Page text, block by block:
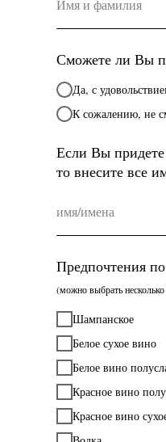
Сможете ли Вы
Да, с
К сожалению, не
Если Вы
то внесите все
Предпочтения
(можно выбрать
Шампанское
Белое сухое вино
Белое вино
Красное вино
Красное вино